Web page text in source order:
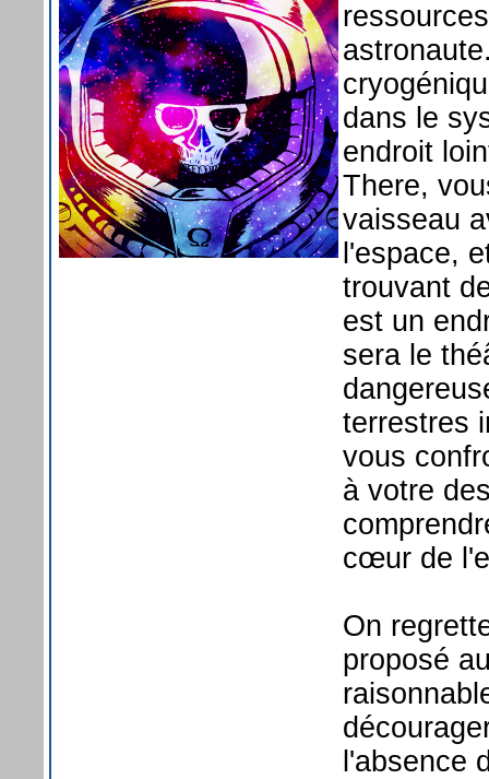
dans le
endroit
There,
vaisseau
l'espace,
trouvant
est un
sera le
terrestres
vous
à votre
cœur de
On
proposé
l'absence